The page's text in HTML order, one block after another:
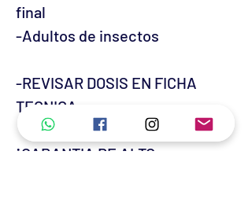
final
-Adultos de insectos
-REVISAR DOSIS EN FICHA
TECNICA-
¡GARANTIA DE ALTO